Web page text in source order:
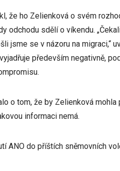
že ho Zelienková o svém
odchodu sdělí o víkendu.
jsme se v názoru na migraci,“
především negativně,
o tom, že by Zelienková
informaci nemá.
ANO do příštích sněmovních